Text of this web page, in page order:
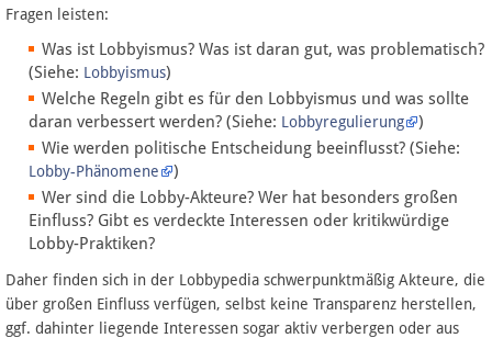
Datenschutz
Über Lobbypedia
Impressum
Fragen leisten:
Was ist Lobbyismus? Was ist daran gut, was problematisch?
(Siehe: Lobbyismus)
Welche Regeln gibt es für den Lobbyismus und was sollte
daran verbessert werden? (Siehe: Lobbyregulierung
)
Wie werden politische Entscheidung beeinflusst? (Siehe:
Lobby-Phänomene
)
Wer sind die Lobby-Akteure? Wer hat besonders großen
Einfluss? Gibt es verdeckte Interessen oder kritikwürdige
Lobby-Praktiken?
Daher finden sich in der Lobbypedia schwerpunktmäßig Akteure, die
über großen Einfluss verfügen, selbst keine Transparenz herstellen,
ggf. dahinter liegende Interessen sogar aktiv verbergen oder aus